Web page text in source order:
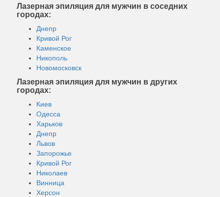
Лазерная эпиляция для мужчин в соседних
городах:
Днепр
Кривой Рог
Каменское
Никополь
Новомосковск
Лазерная эпиляция для мужчин в других
городах:
Киев
Одесса
Харьков
Днепр
Львов
Запорожье
Кривой Рог
Николаев
Винница
Херсон